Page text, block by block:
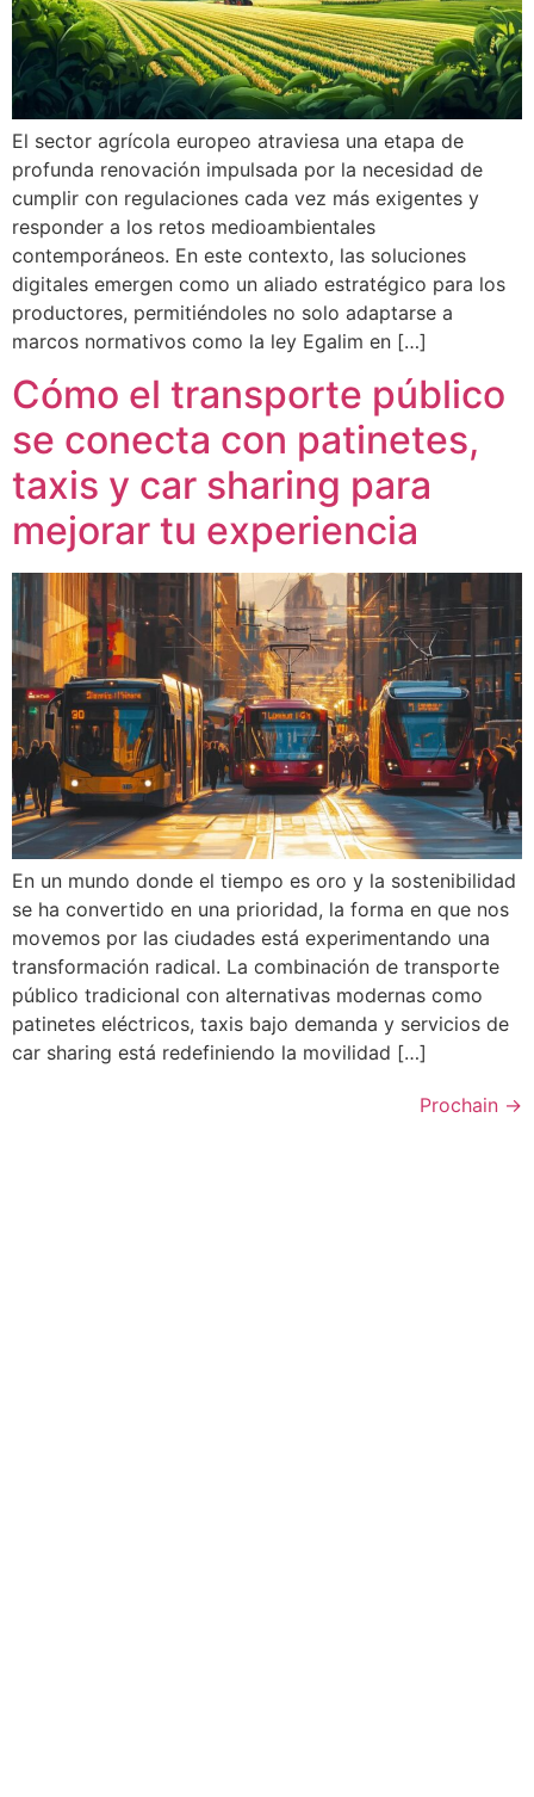
El sector agrícola europeo atraviesa una etapa de
profunda renovación impulsada por la necesidad de
cumplir con regulaciones cada vez más exigentes y
responder a los retos medioambientales
contemporáneos. En este contexto, las soluciones
digitales emergen como un aliado estratégico para los
productores, permitiéndoles no solo adaptarse a
marcos normativos como la ley Egalim en […]
Cómo el transporte público
se conecta con patinetes,
taxis y car sharing para
mejorar tu experiencia
En un mundo donde el tiempo es oro y la sostenibilidad
se ha convertido en una prioridad, la forma en que nos
movemos por las ciudades está experimentando una
transformación radical. La combinación de transporte
público tradicional con alternativas modernas como
patinetes eléctricos, taxis bajo demanda y servicios de
car sharing está redefiniendo la movilidad […]
Prochain →